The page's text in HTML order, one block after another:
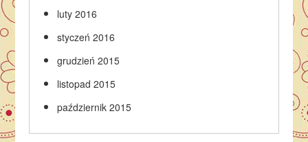
luty 2016
styczeń 2016
grudzień 2015
listopad 2015
październik 2015